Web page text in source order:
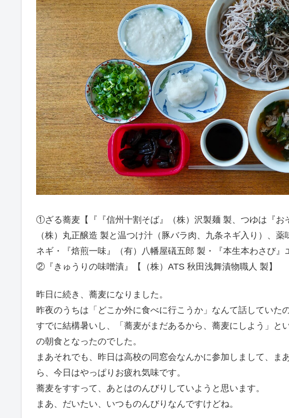
①ざる蕎麦【『『信州十割そば』（株）沢製麺 製、つゆは『お
（株）丸正醸造 製と温つけ汁（豚バラ肉、九条ネギ入り）、
ネギ・『焙煎一味』（有）八幡屋礒五郎 製・『本生本わさび』
②『きゅうりの味噌漬』【（株）ATS 秋田浅舞漬物職人 製】
昨日に続き、蕎麦になりました。
昨夜のうちは「どこか外に食べに行こうか」なんて話していた
すでに結構暑いし、「蕎麦がまだあるから、蕎麦にしよう」と
の朝食となったのでした。
まあそれでも、昨日は高校の同窓会なんかに参加しまして、ま
ら、今日はやっぱりお疲れ気味です。
蕎麦をすすって、あとはのんびりしていようと思います。
まあ、だいたい、いつものんびりなんですけどね。